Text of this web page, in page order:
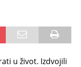
u život. Izdvojili